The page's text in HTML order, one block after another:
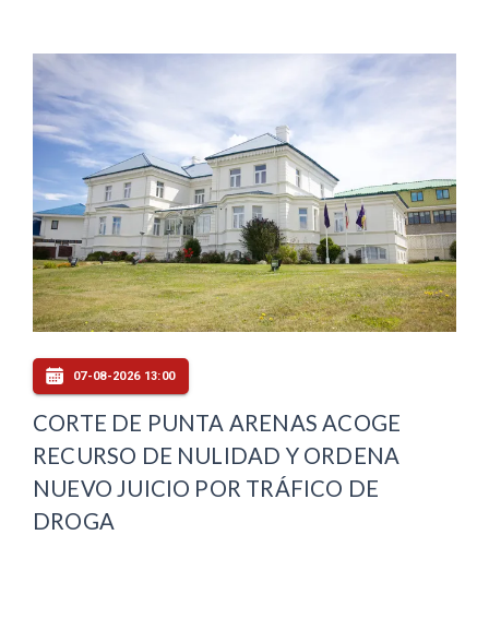
07-08-2026 13:00
CORTE DE PUNTA ARENAS ACOGE
RECURSO DE NULIDAD Y ORDENA
NUEVO JUICIO POR TRÁFICO DE
DROGA